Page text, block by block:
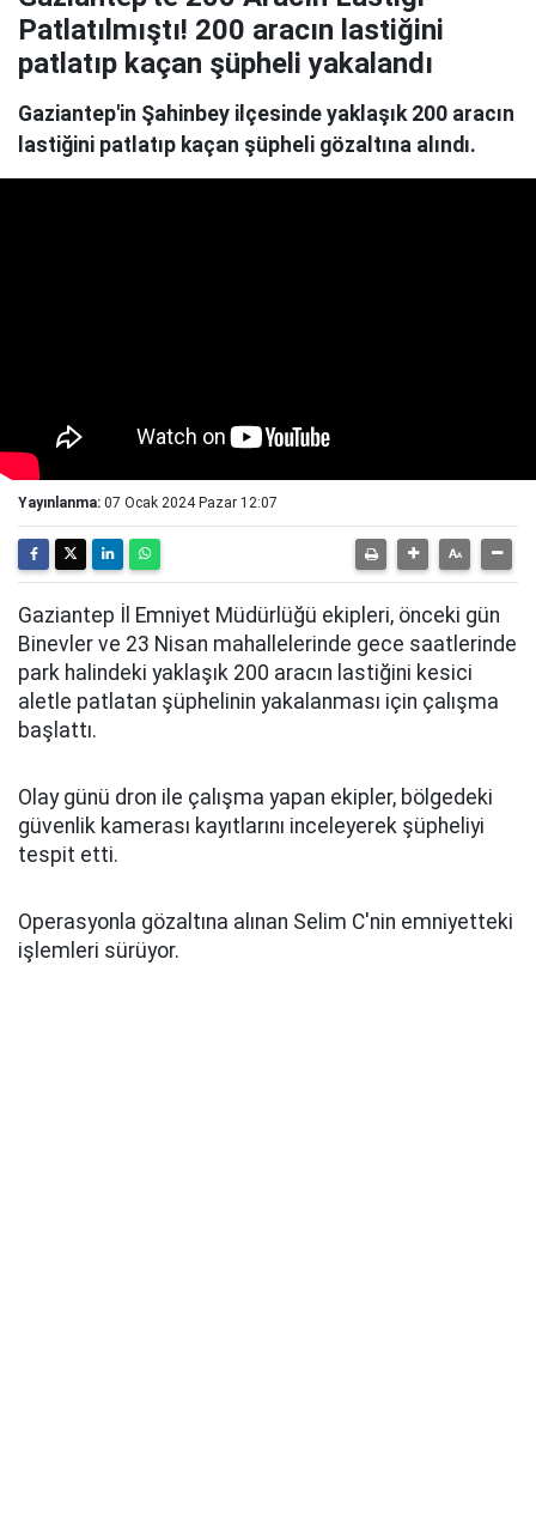
Patlatılmıştı! 200 aracın lastiğini
patlatıp kaçan şüpheli yakalandı
Gaziantep'in Şahinbey ilçesinde yaklaşık 200 aracın
lastiğini patlatıp kaçan şüpheli gözaltına alındı.
Yayınlanma: 07 Ocak 2024 Pazar 12:07
Gaziantep İl Emniyet Müdürlüğü ekipleri, önceki gün
Binevler ve 23 Nisan mahallelerinde gece saatlerinde
park halindeki yaklaşık 200 aracın lastiğini kesici
aletle patlatan şüphelinin yakalanması için çalışma
başlattı.
Olay günü dron ile çalışma yapan ekipler, bölgedeki
güvenlik kamerası kayıtlarını inceleyerek şüpheliyi
tespit etti.
Operasyonla gözaltına alınan Selim C'nin emniyetteki
işlemleri sürüyor.